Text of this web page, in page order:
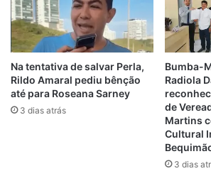
Na tentativa de salvar Perla,
Rildo Amaral pediu bênção
até para Roseana Sarney
3 dias atrás
Bumba-
Radiola
de
Martins
Cultural
3 dias